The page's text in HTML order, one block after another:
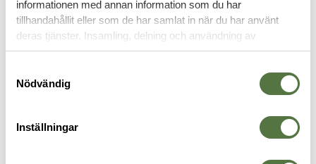
informationen med annan information som du har
tillhandahållit eller som de har samlat in när du har använt
deras tjänster. Insamling, delning och användning av
personuppgifter kan användas för personalisering av
Nödvändig
Inställningar
SKÖTSELRÅD